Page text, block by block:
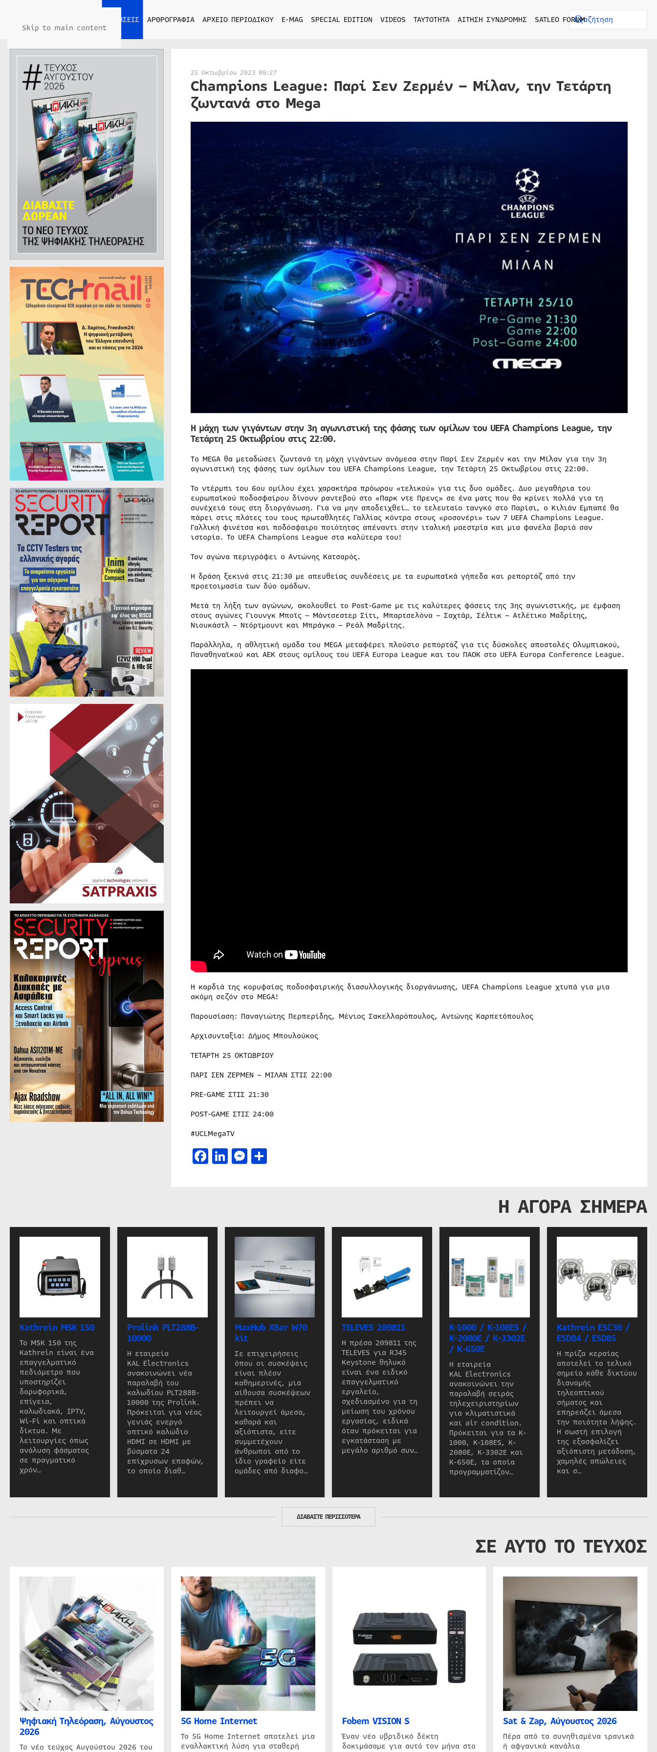
Skip to main content
ΕΙΔΗΣΕΙΣ ΑΡΘΡΟΓΡΑΦΙΑ ΑΡΧΕΙΟ ΠΕΡΙΟΔΙΚΟΥ E-MAG SPECIAL EDITION VIDEOS ΤΑΥΤΟΤΗΤΑ ΑΙΤΗΣΗ ΣΥΝΔΡΟΜΗΣ SATLEO FORUM
25 Οκτωβρίου 2023 09:27
Champions League: Παρί Σεν Ζερμέν – Μίλαν, την Τετάρτη
ζωντανά στο Mega
H μάχη των γιγάντων στην 3η αγωνιστική της φάσης των ομίλων του UEFA Champions League, την
Τετάρτη 25 Οκτωβρίου στις 22:00.
To MEGA θα μεταδώσει ζωντανά τη μάχη γιγάντων ανάμεσα στην Παρί Σεν Ζερμέν και την Μίλαν για την 3η
αγωνιστική της φάσης των ομίλων του UEFA Champions League, την Τετάρτη 25 Οκτωβρίου στις 22:00.
Το ντέρμπι του 6ου ομίλου έχει χαρακτήρα πρόωρου «τελικού» για τις δυο ομάδες. Δυο μεγαθήρια του
ευρωπαϊκού ποδοσφαίρου δίνουν ραντεβού στο «Παρκ ντε Πρενς» σε ένα ματς που θα κρίνει πολλά για τη
συνέχειά τους στη διοργάνωση. Για να μην αποδειχθεί… το τελευταίο τανγκό στο Παρίσι, ο Κιλιάν Εμπαπέ θα
πάρει στις πλάτες του τους πρωταθλητές Γαλλίας κόντρα στους «ροσονέρι» των 7 UEFA Champions League.
Γαλλική φινέτσα και ποδόσφαιρο ποιότητας απέναντι στην ιταλική μαεστρία και μια φανέλα βαριά σαν
ιστορία. Το UEFA Champions League στα καλύτερα του!
Τον αγώνα περιγράφει ο Αντώνης Κατσαρός.
Η δράση ξεκινά στις 21:30 με απευθείας συνδέσεις με τα ευρωπαϊκά γήπεδα και ρεπορτάζ από την
προετοιμασία των δύο ομάδων.
Μετά τη λήξη των αγώνων, ακολουθεί το Post-Game με τις καλύτερες φάσεις της 3ης αγωνιστικής, με έμφαση
στους αγώνες Γιουνγκ Μποϊς – Μάντσεστερ Σίτι, Μπαρτσελόνα – Σαχτάρ, Σέλτικ – Ατλέτικο Μαδρίτης,
Νιουκάστλ – Ντόρτμουντ και Μπράγκα – Ρεάλ Μαδρίτης.
Παράλληλα, η αθλητική ομάδα του MEGA μεταφέρει πλούσιο ρεπορτάζ για τις δύσκολες αποστολές Ολυμπιακού,
Παναθηναϊκού και ΑΕΚ στους ομίλους του UEFA Europa League και του ΠΑΟΚ στο UEFA Europa Conference League.
Η καρδιά της κορυφαίας ποδοσφαιρικής διασυλλογικής διοργάνωσης, UEFA Champions League χτυπά για μια
ακόμη σεζόν στο MEGA!
Παρουσίαση: Παναγιώτης Περπερίδης, Μένιος Σακελλαρόπουλος, Αντώνης Καρπετόπουλος
Αρχισυνταξία: Δήμος Μπουλούκος
ΤΕΤΑΡΤΗ 25 ΟΚΤΩΒΡΙΟΥ
ΠΑΡΙ ΣΕΝ ΖΕΡΜΕΝ – ΜΙΛΑΝ ΣΤΙΣ 22:00
PRE-GAME ΣΤΙΣ 21:30
POST-GAME ΣΤΙΣ 24:00
#UCLMegaTV
Facebook
LinkedIn
Messenger
Μοιραστείτε
Η ΑΓΟΡΑ ΣΗΜΕΡΑ
Kathrein MSK 150
Το MSK 150 της
Kathrein είναι ένα
επαγγελματικό
πεδιόμετρο που
υποστηρίζει
δορυφορικά,
επίγεια,
καλωδιακά, IPTV,
Wi-Fi και οπτικά
δίκτυα. Με
λειτουργίες όπως
ανάλυση φάσματος
σε πραγματικό
χρόν…
Prolink PLT288B-
10000
Η εταιρεία
KAL Electronics
ανακοινώνει νέα
παραλαβή του
καλωδίου PLT288B-
10000 της Prolink.
Πρόκειται για νέας
γενιάς ενεργό
οπτικό καλώδιο
HDMI σε HDMI με
βύσματα 24
επίχρυσων επαφών,
το οποίο διαθ…
MaxHub XBar W70
kit
Σε επιχειρήσεις
όπου οι συσκέψεις
είναι πλέον
καθημερινές, μια
αίθουσα συσκέψεων
πρέπει να
λειτουργεί άμεσα,
καθαρά και
αξιόπιστα, είτε
συμμετέχουν
άνθρωποι από το
ίδιο γραφείο είτε
ομάδες από διαφο…
TELEVES 209811
Η πρέσα 209811 της
TELEVES για RJ45
Keystone θηλυκό
είναι ένα ειδικό
επαγγελματικό
εργαλείο,
σχεδιασμένο για τη
μείωση του χρόνου
εργασίας, ειδικά
όταν πρόκειται για
εγκατάσταση με
μεγάλο αριθμό συν…
K-1000 / K-108ES /
K-2080E / K-3302E
/ K-650E
Η εταιρεία
KAL Electronics
ανακοινώνει την
παραλαβή σειράς
τηλεχειριστηρίων
για κλιματιστικά
και air condition.
Πρόκειται για τα K-
1000, K-108ES, K-
2080E, K-3302E και
K-650E, τα οποία
προγραμματίζον…
Kathrein ESC30 /
ESD84 / ESD85
Η πρίζα κεραίας
αποτελεί το τελικό
σημείο κάθε δικτύου
διανομής
τηλεοπτικού
σήματος και
επηρεάζει άμεσα
την ποιότητα λήψης.
Η σωστή επιλογή
της εξασφαλίζει
αξιόπιστη μετάδοση,
χαμηλές απώλειες
και σ…
ΔΙΑΒΑΣΤΕ ΠΕΡΙΣΣΟΤΕΡΑ
ΣΕ ΑΥΤΟ ΤΟ ΤΕΥΧΟΣ
Ψηφιακή Τηλεόραση, Αύγουστος
2026
Το νέο τεύχος Αυγούστου 2026 του
5G Home Internet
Το 5G Home Internet αποτελεί μια
εναλλακτική λύση για σταθερή
Fobem VISION S
Έναν νέο υβριδικό δέκτη
δοκιμάσαμε για αυτό τον μήνα στο
Sat & Zap, Αύγουστος 2026
Πέρα από τα συνηθισμένα ιρανικά
ή αφγανικά κανάλια